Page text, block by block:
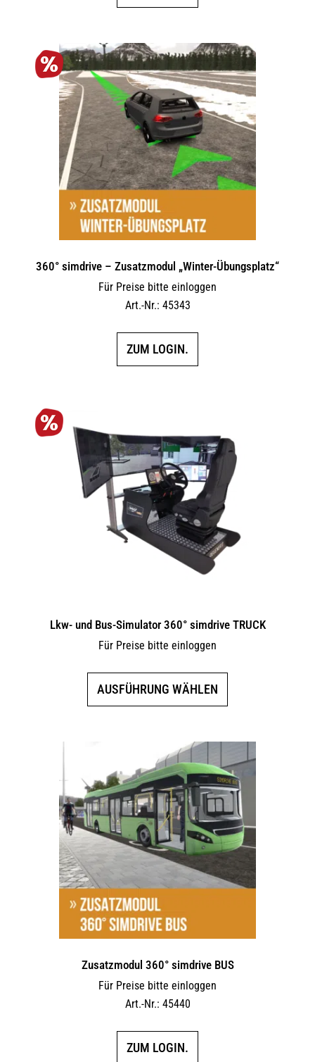
360° simdrive – Zusatzmodul „Winter-Übungsplatz“
Für Preise bitte einloggen
Art.-Nr.: 45343
ZUM LOGIN.
Lkw- und Bus-Simulator 360° simdrive TRUCK
Für Preise bitte einloggen
AUSFÜHRUNG WÄHLEN
auf.
Die
Optionen
können
auf
der
Produktseite
Zusatzmodul 360° simdrive BUS
Für Preise bitte einloggen
Art.-Nr.: 45440
ZUM LOGIN.